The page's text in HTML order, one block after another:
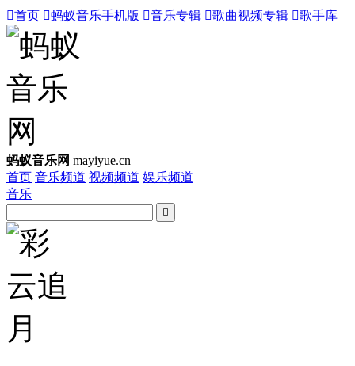
首页 蚂蚁音乐手机版 音乐专辑 歌曲视频专辑 歌手库
蚂蚁音乐网 mayiyue.cn
首页 音乐频道 视频频道 娱乐频道
音乐
